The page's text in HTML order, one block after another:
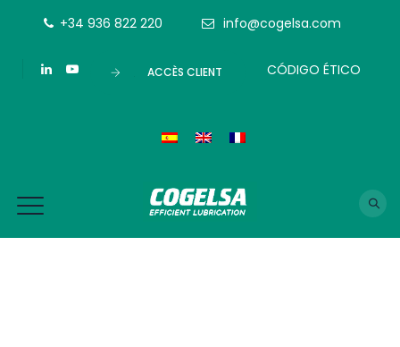
+34 936 822 220 info@cogelsa.com
ACCÈS CLIENT CÓDIGO ÉTICO